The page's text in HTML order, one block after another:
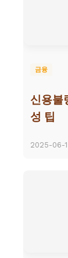
금융
신용불
성 팁
2025-06-